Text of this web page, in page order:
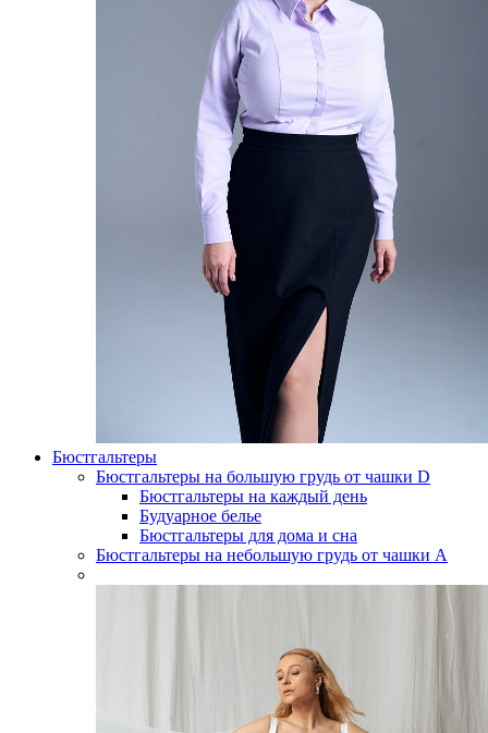
Бюстгальтеры
Бюстгальтеры на большую грудь от чашки D
Бюстгальтеры на каждый день
Будуарное белье
Бюстгальтеры для дома и сна
Бюстгальтеры на небольшую грудь от чашки А